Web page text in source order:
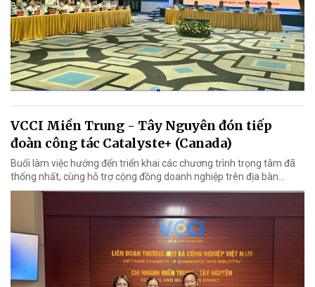
VCCI Miền Trung - Tây Nguyên đón tiếp
đoàn công tác Catalyste+ (Canada)
Buổi làm việc hướng đến triển khai các chương trình trọng tâm đã
thống nhất, cùng hỗ trợ cộng đồng doanh nghiệp trên địa bàn...